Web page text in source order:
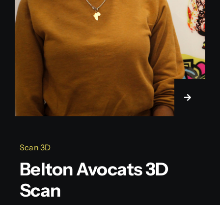
Scan 3D
Belton Avocats 3D
Scan